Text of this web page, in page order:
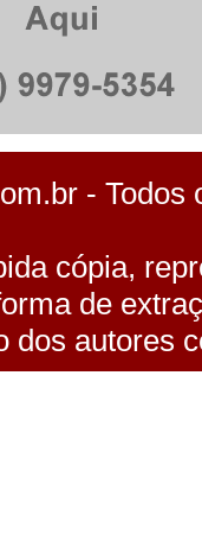
- Todos
cópia,
de
dos autores